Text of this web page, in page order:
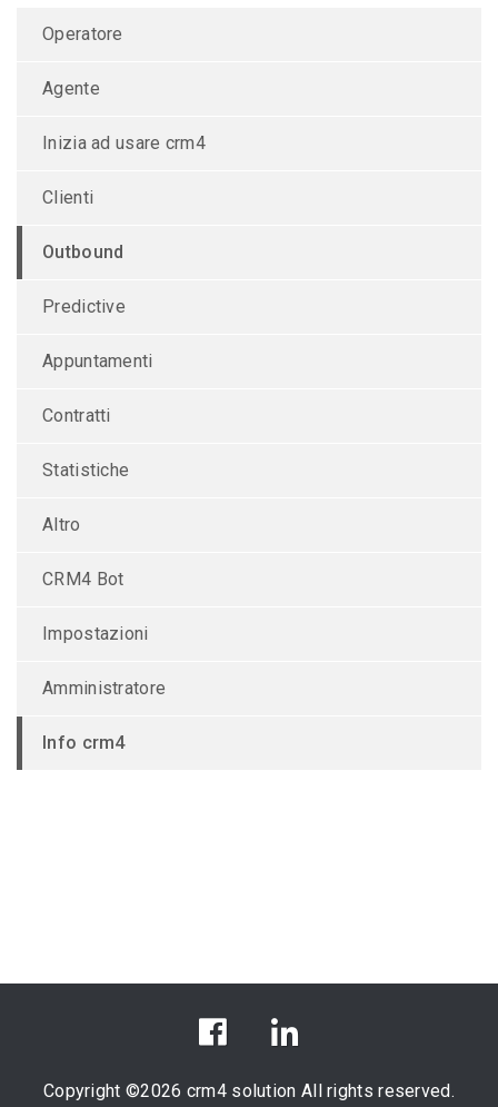
Operatore
Agente
Inizia ad usare crm4
Clienti
Outbound
Predictive
Appuntamenti
Contratti
Statistiche
Altro
CRM4 Bot
Impostazioni
Amministratore
Info crm4
Copyright ©2026 crm4 solution All rights reserved.